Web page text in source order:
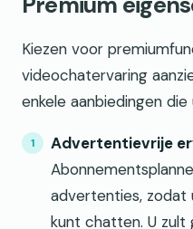
Kiezen voor
videochatervaring
enkele aanbiedingen
Advertentievrije
advertenties, zodat
kunt chatten. U